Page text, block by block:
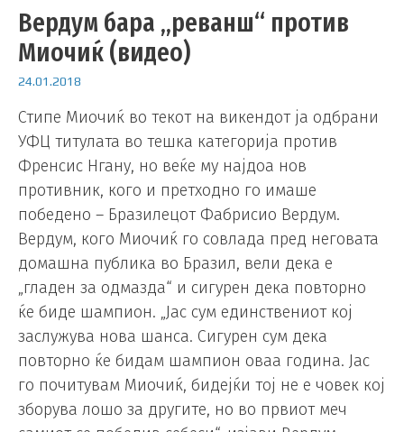
Вердум бара „реванш“ против
Миочиќ (видео)
24.01.2018
Стипе Миочиќ во текот на викендот ја одбрани
УФЦ титулата во тешка категорија против
Френсис Нгану, но веќе му најдоа нов
противник, кого и претходно го имаше
победено – Бразилецот Фабрисио Вердум.
Вердум, кого Миочиќ го совлада пред неговата
домашна публика во Бразил, вели дека е
„гладен за одмазда“ и сигурен дека повторно
ќе биде шампион. „Јас сум единствениот кој
заслужува нова шанса. Сигурен сум дека
повторно ќе бидам шампион оваа година. Јас
го почитувам Миочиќ, бидејќи тој не е човек кој
зборува лошо за другите, но во првиот меч